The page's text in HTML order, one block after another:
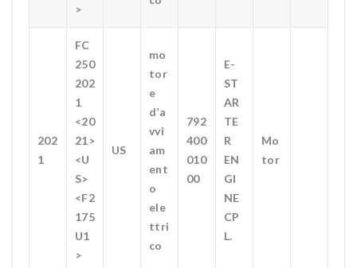
>
202
1
FC
250
202
1
<20
21>
<U
S>
<F2
175
U1
>
US
mo
tor
e
d’a
vvi
am
ent
o
ele
ttri
co
792
400
010
00
E-
ST
AR
TE
R
EN
GI
NE
CP
L.
Mo
tor